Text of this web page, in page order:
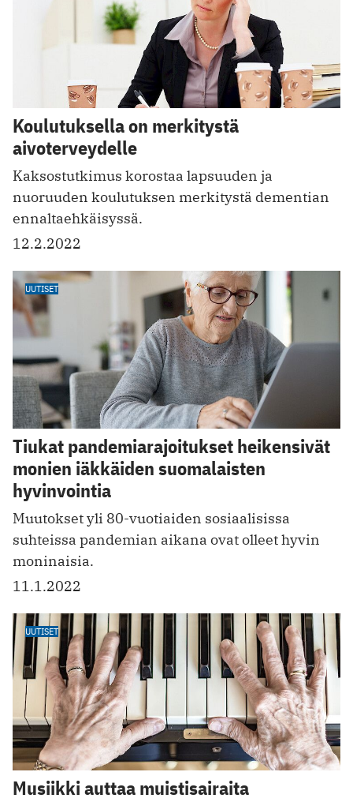
Koulutuksella on merkitystä
aivoterveydelle
Kaksostutkimus korostaa lapsuuden ja
nuoruuden koulutuksen merkitystä dementian
ennaltaehkäisyssä.
12.2.2022
UUTISET
Tiukat pandemiarajoitukset heikensivät
monien iäkkäiden suomalaisten
hyvinvointia
Muutokset yli 80-vuotiaiden sosiaalisissa
suhteissa pandemian aikana ovat olleet hyvin
moninaisia.
11.1.2022
UUTISET
Musiikki auttaa muistisairaita